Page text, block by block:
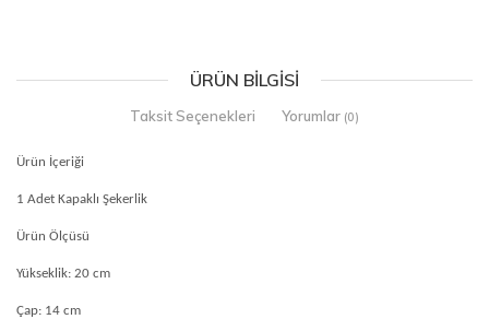
ÜRÜN BILGISI
Taksit Seçenekleri Yorumlar (0)
Ürün İçeriği
1 Adet Kapaklı Şekerlik
Ürün Ölçüsü
Yükseklik: 20 cm
Çap: 14 cm